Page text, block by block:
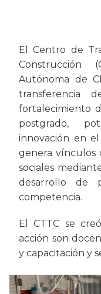
El Centro de
Construcción
Autónoma de
transferencia
fortalecimiento
postgrado,
innovación en
genera vínculos
sociales
desarrollo de
competencia.
El CTTC se
acción son
y capacitación y